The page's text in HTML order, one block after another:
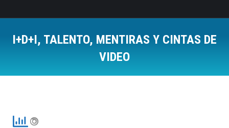
I+D+I, TALENTO, MENTIRAS Y CINTAS DE
VIDEO